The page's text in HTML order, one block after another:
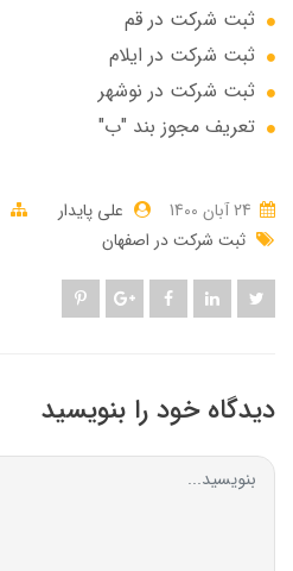
ثبت شرکت در قم
ثبت شرکت در ایلام
ثبت شرکت در نوشهر
تعریف مجوز بند "ب"
علی پایدار
ثبت شرکت در اصفهان
دیدگاه خود را بنویسید